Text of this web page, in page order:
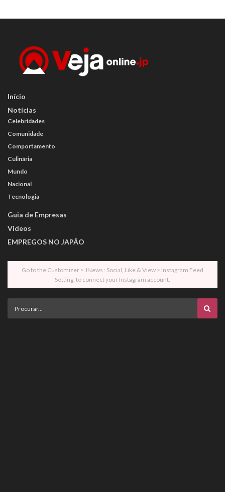
Início
Notícias
Celebridades
Comunidade
Comportamento
Culinária
Mundo
Nacional
Tecnologia
Guia de Empresas
Videos
EMPREGOS NO JAPÃO
Go to the Customizer > JNews : Social, Like & View > Instagram Feed
Setting, to connect your Instagram account.